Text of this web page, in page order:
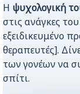
Η ψυχολογική
στις ανάγκες
εξειδικευμένο
θεραπευτές].
των γονέων να
σπίτι.